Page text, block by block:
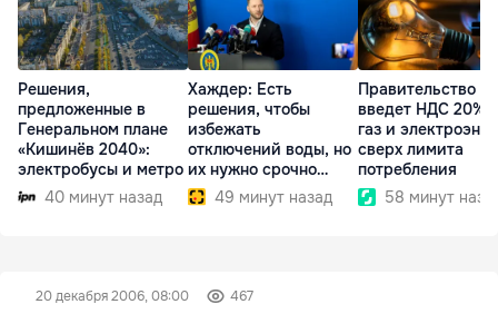
Решения,
предложенные в
Генеральном плане
«Кишинёв 2040»:
электробусы и метро
40 минут назад
Хаждер: Есть
решения, чтобы
избежать
отключений воды, но
их нужно срочно
внедрить
49 минут назад
Правительство
введет НДС 20%
газ и
сверх лимита
потребления
58 минут
20 декабря 2006, 08:00 467